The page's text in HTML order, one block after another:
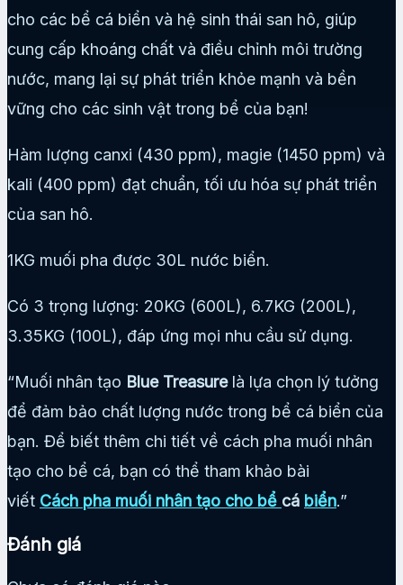
cho các bể cá biển và hệ sinh thái san hô, giúp
cung cấp khoáng chất và điều chỉnh môi trường
nước, mang lại sự phát triển khỏe mạnh và bền
vững cho các sinh vật trong bể của bạn!
Hàm lượng canxi (430 ppm), magie (1450 ppm) và
kali (400 ppm) đạt chuẩn, tối ưu hóa sự phát triển
của san hô.
1KG muối pha được 30L nước biển.
Có 3 trọng lượng: 20KG (600L), 6.7KG (200L),
3.35KG (100L), đáp ứng mọi nhu cầu sử dụng.
“Muối nhân tạo Blue Treasurelà lựa chọn lý tưởng
để đảm bảo chất lượng nước trong bể cá biển của
bạn. Để biết thêm chi tiết về cách pha muối nhân
tạo cho bể cá, bạn có thể tham khảo bài
viết Cách pha muối nhân tạo cho bể cá biển.”
Đánh giá